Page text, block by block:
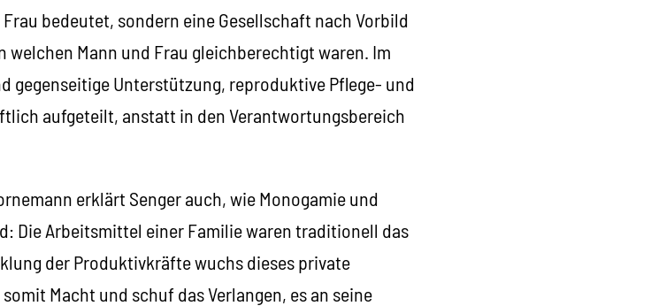
bedeutet, sondern eine Gesellschaft nach Vorbild
Mann und Frau gleichberechtigt waren. Im
gegenseitige Unterstützung, reproduktive Pflege- und
aufgeteilt, anstatt in den Verantwortungsbereich
erklärt Senger auch, wie Monogamie und
Die Arbeitsmittel einer Familie waren traditionell das
der Produktivkräfte wuchs dieses private
Macht und schuf das Verlangen, es an seine